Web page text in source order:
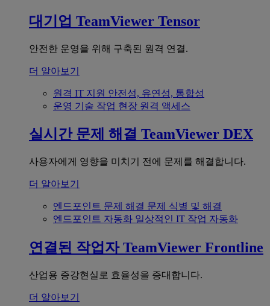
대기업 TeamViewer Tensor
안전한 운영을 위해 구축된 원격 연결.
더 알아보기
원격 IT 지원 안전성, 유연성, 통합성
운영 기술 작업 현장 원격 액세스
실시간 문제 해결 TeamViewer DEX
사용자에게 영향을 미치기 전에 문제를 해결합니다.
더 알아보기
엔드포인트 문제 해결 문제 식별 및 해결
엔드포인트 자동화 일상적인 IT 작업 자동화
연결된 작업자 TeamViewer Frontline
산업용 증강현실로 효율성을 증대합니다.
더 알아보기